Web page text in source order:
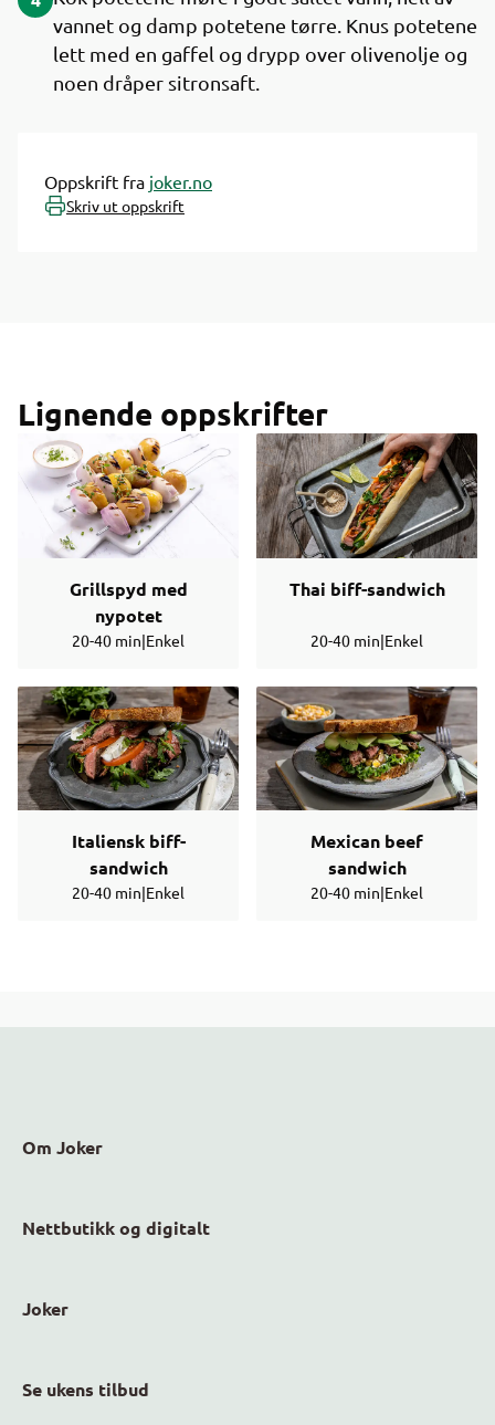
vannet og damp potetene tørre. Knus potetene
lett med en gaffel og drypp over olivenolje og
noen dråper sitronsaft.
Oppskrift fra joker.no
Skriv ut oppskrift
Lignende oppskrifter
Grillspyd med
nypotet
20-40 min|Enkel
Thai biff-sandwich
20-40 min|Enkel
Italiensk biff-
sandwich
20-40 min|Enkel
Mexican beef
sandwich
20-40 min|Enkel
Om Joker
Nettbutikk og digitalt
Joker
Se ukens tilbud